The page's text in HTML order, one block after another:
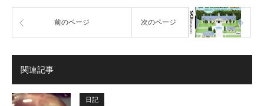
前のページ 次のページ
関連記事
日記